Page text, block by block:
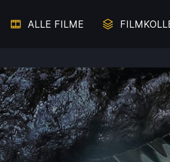
ALLE FILME
Dem Verbrechen auf der Spur
Malerei im Film
Auf und Davon - Filme übers